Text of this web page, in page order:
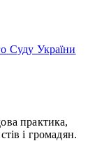
Суду України
практика,
і громадян.